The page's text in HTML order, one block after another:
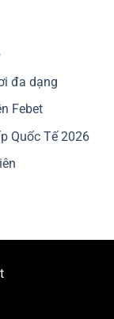
đa dạng
Febet
Quốc Tế 2026